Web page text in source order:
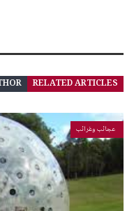
RELATED ARTICLES
عجائب وغرائب